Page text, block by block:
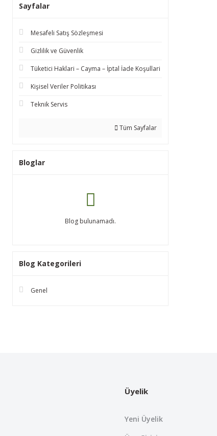
Sayfalar
Mesafeli Satış Sözleşmesi
Gizlilik ve Güvenlik
Tüketici Haklari – Cayma – İptal İade Koşullari
Kişisel Veriler Politikası
Teknik Servis
Tüm Sayfalar
Bloglar
Blog bulunamadı.
Blog Kategorileri
Genel
Üyelik
Yeni Üyelik